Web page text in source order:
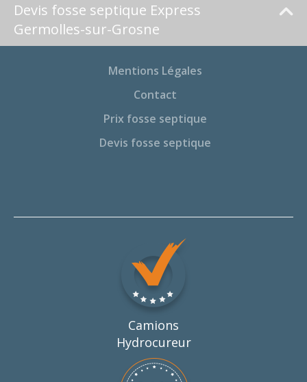
Devis fosse septique Express
Germolles-sur-Grosne
Mentions Légales
Contact
Prix fosse septique
Devis fosse septique
Camions
Hydrocureur